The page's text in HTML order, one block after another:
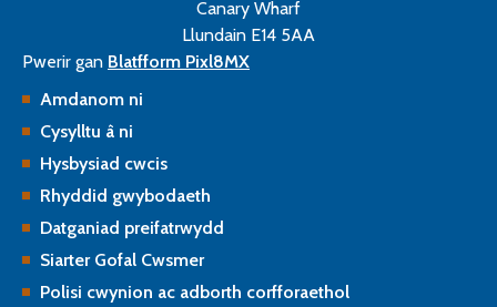
Canary Wharf
Llundain E14 5AA
Pwerir gan Blatfform Pixl8MX
Amdanom ni
Cysylltu â ni
Hysbysiad cwcis
Rhyddid gwybodaeth
Datganiad preifatrwydd
Siarter Gofal Cwsmer
Polisi cwynion ac adborth corfforaethol